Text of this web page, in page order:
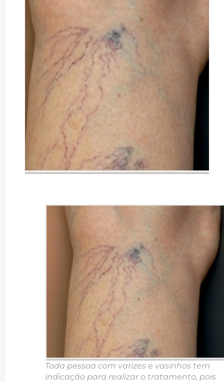
Toda pessoa com varizes e vasinhos tem
indicação para realizar o tratamento, pois